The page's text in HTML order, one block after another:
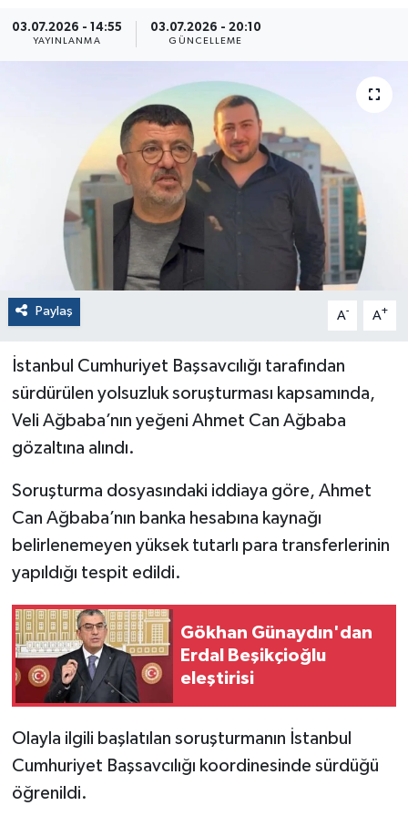
03.07.2026 - 14:55
YAYINLANMA
03.07.2026 - 20:10
GÜNCELLEME
Paylaş A- A+
İstanbul Cumhuriyet Başsavcılığı tarafından
sürdürülen yolsuzluk soruşturması kapsamında,
Veli Ağbaba’nın yeğeni Ahmet Can Ağbaba
gözaltına alındı.
Soruşturma dosyasındaki iddiaya göre, Ahmet
Can Ağbaba’nın banka hesabına kaynağı
belirlenemeyen yüksek tutarlı para transferlerinin
yapıldığı tespit edildi.
Gökhan Günaydın'dan
Erdal Beşikçioğlu
eleştirisi
Olayla ilgili başlatılan soruşturmanın İstanbul
Cumhuriyet Başsavcılığı koordinesinde sürdüğü
öğrenildi.